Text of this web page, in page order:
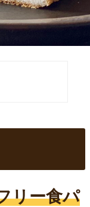
リー食パ